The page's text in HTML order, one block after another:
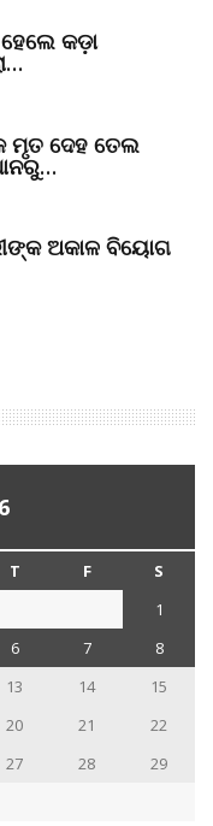
କଡ଼ା
ମୃତ ଦେହ ତେଲ
ଅକାଳ ବିୟୋଗ
T F
S
1
6 7
8
13 14
15
20 21
22
27 28
29